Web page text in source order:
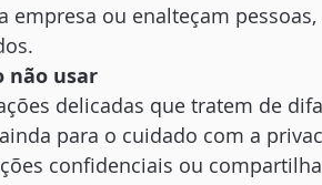
empresa ou enalteçam
não usar
delicadas que tratem de
para o cuidado com a
confidenciais ou